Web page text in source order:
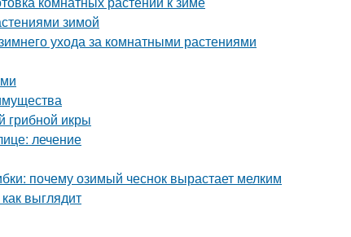
зимой
ухода за комнатными растениями
грибной икры
лечение
почему озимый чеснок вырастает мелким
выглядит